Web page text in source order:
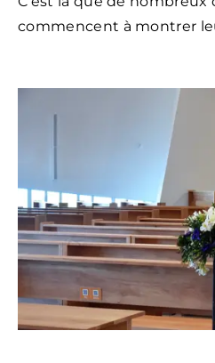
commencent à montrer